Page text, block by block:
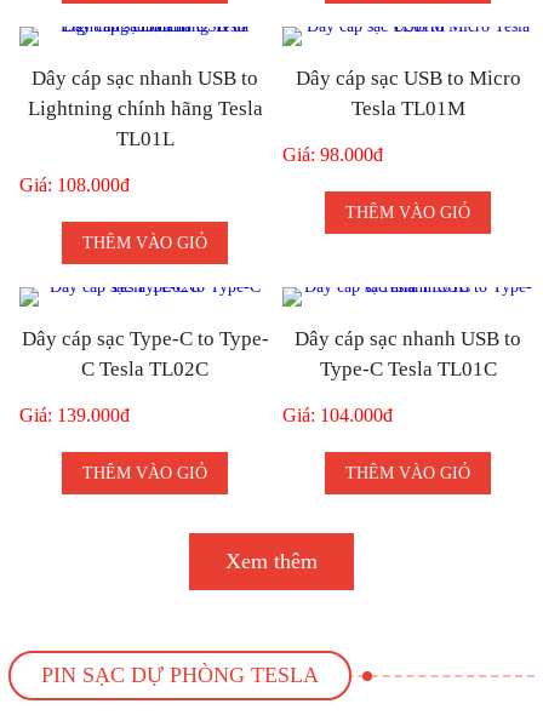
Dây cáp sạc nhanh USB to
Lightning chính hãng Tesla
TL01L
Giá: 108.000đ
THÊM VÀO GIỎ
Dây cáp sạc USB to Micro
Tesla TL01M
Giá: 98.000đ
THÊM VÀO GIỎ
Dây cáp sạc Type-C to Type-
C Tesla TL02C
Giá: 139.000đ
THÊM VÀO GIỎ
Dây cáp sạc nhanh USB to
Type-C Tesla TL01C
Giá: 104.000đ
THÊM VÀO GIỎ
Xem thêm
PIN SẠC DỰ PHÒNG TESLA